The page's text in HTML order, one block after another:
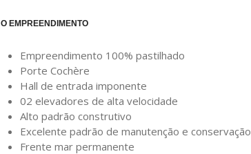
O EMPREENDIMENTO
Empreendimento 100% pastilhado
Porte Cochère
Hall de entrada imponente
02 elevadores de alta velocidade
Alto padrão construtivo
Excelente padrão de manutenção e conservação
Frente mar permanente